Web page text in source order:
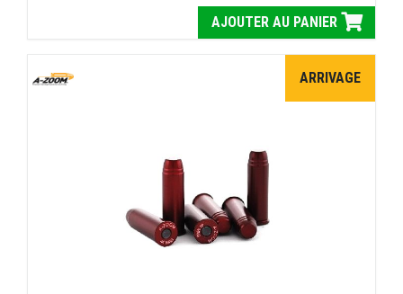
AJOUTER AU PANIER
ARRIVAGE